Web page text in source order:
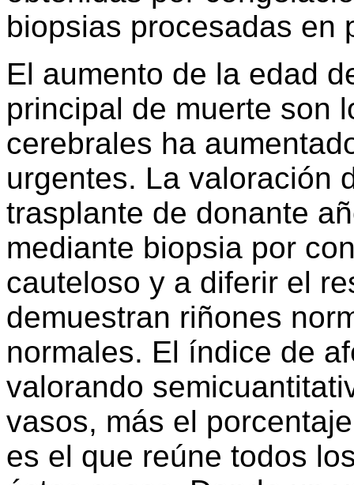
biopsias procesadas en
El aumento de la edad
principal de muerte son
cerebrales ha
urgentes. La valoración
trasplante de donante
mediante biopsia por
cauteloso y a diferir el
demuestran riñones
normales. El índice de
valorando
vasos, más el
es el que reúne todos